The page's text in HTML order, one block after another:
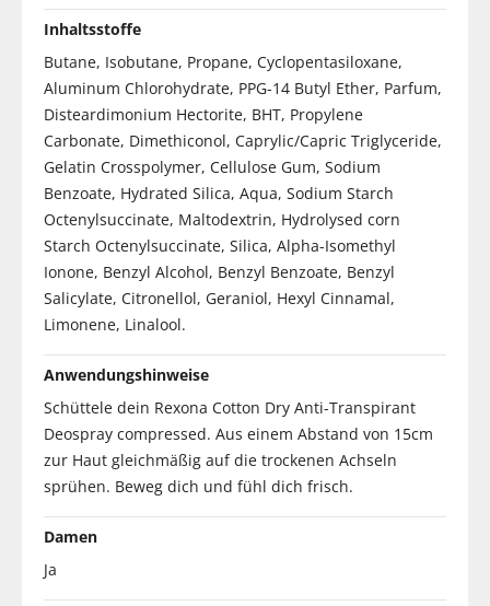
Inhaltsstoffe
Butane, Isobutane, Propane, Cyclopentasiloxane,
Aluminum Chlorohydrate, PPG-14 Butyl Ether, Parfum,
Disteardimonium Hectorite, BHT, Propylene
Carbonate, Dimethiconol, Caprylic/Capric Triglyceride,
Gelatin Crosspolymer, Cellulose Gum, Sodium
Benzoate, Hydrated Silica, Aqua, Sodium Starch
Octenylsuccinate, Maltodextrin, Hydrolysed corn
Starch Octenylsuccinate, Silica, Alpha-Isomethyl
Ionone, Benzyl Alcohol, Benzyl Benzoate, Benzyl
Salicylate, Citronellol, Geraniol, Hexyl Cinnamal,
Limonene, Linalool.
Anwendungshinweise
Schüttele dein Rexona Cotton Dry Anti-Transpirant
Deospray compressed. Aus einem Abstand von 15cm
zur Haut gleichmäßig auf die trockenen Achseln
sprühen. Beweg dich und fühl dich frisch.
Damen
Ja